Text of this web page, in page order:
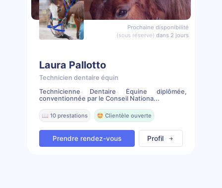
Prochaine disponibilité
(sous réserve) dans 2 jours
Laura Pallotto
Technicien dentaire équin
Technicienne Dentaire Équine diplômée,
conventionnée par le Conseil Nationa...
📖 10 prestations 🤩 Clientèle ouverte
Prendre rendez-vous Profil